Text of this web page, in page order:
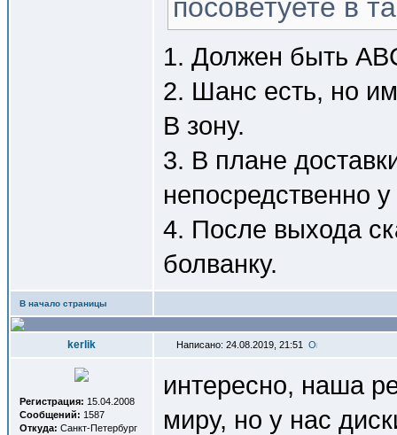
посоветуете в
1. Должен быть
2. Шанс есть, но
B зону.
3. В плане
непосредственно
4. После выхода
болванку.
В начало страницы
kerlik Написано: 24.08.2019, 21:51
Регистрация: 15.04.2008
Сообщений: 1587
Откуда: Санкт-Петербург
интересно, наша
миру, но у нас